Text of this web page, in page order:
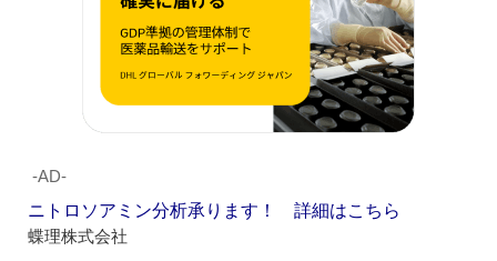
‐AD‐
ニトロソアミン分析承ります！ 詳細はこちら
蝶理株式会社